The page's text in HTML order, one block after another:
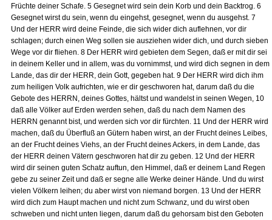
Früchte deiner Schafe. 5 Gesegnet wird sein dein Korb und dein Backtrog. 6
Gesegnet wirst du sein, wenn du eingehst, gesegnet, wenn du ausgehst. 7
Und der HERR wird deine Feinde, die sich wider dich auflehnen, vor dir
schlagen; durch einen Weg sollen sie ausziehen wider dich, und durch sieben
Wege vor dir fliehen. 8 Der HERR wird gebieten dem Segen, daß er mit dir sei
in deinem Keller und in allem, was du vornimmst, und wird dich segnen in dem
Lande, das dir der HERR, dein Gott, gegeben hat. 9 Der HERR wird dich ihm
zum heiligen Volk aufrichten, wie er dir geschworen hat, darum daß du die
Gebote des HERRN, deines Gottes, hältst und wandelst in seinen Wegen, 10
daß alle Völker auf Erden werden sehen, daß du nach dem Namen des
HERRN genannt bist, und werden sich vor dir fürchten. 11 Und der HERR wird
machen, daß du Überfluß an Gütern haben wirst, an der Frucht deines Leibes,
an der Frucht deines Viehs, an der Frucht deines Ackers, in dem Lande, das
der HERR deinen Vätern geschworen hat dir zu geben. 12 Und der HERR
wird dir seinen guten Schatz auftun, den Himmel, daß er deinem Land Regen
gebe zu seiner Zeit und daß er segne alle Werke deiner Hände. Und du wirst
vielen Völkern leihen; du aber wirst von niemand borgen. 13 Und der HERR
wird dich zum Haupt machen und nicht zum Schwanz, und du wirst oben
schweben und nicht unten liegen, darum daß du gehorsam bist den Geboten